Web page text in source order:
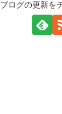
ブログの更新を